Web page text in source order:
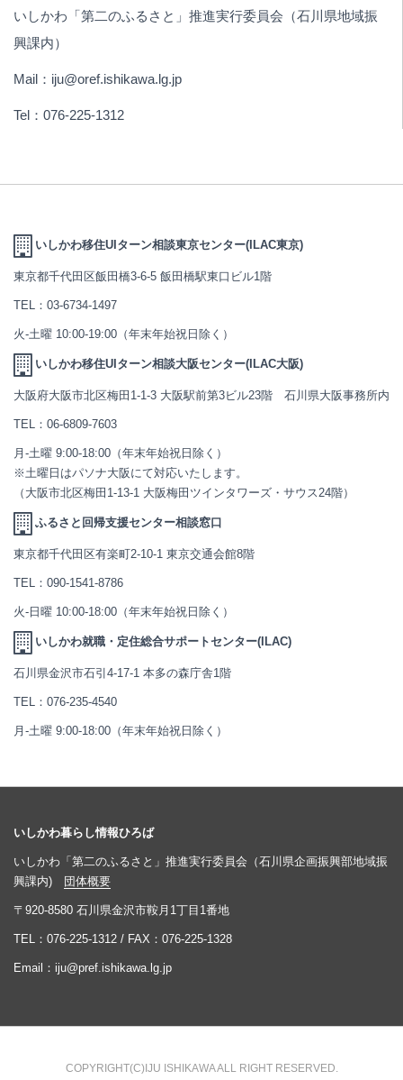
いしかわ「第二のふるさと」推進実行委員会（石川県地域振
興課内）
Mail：iju@oref.ishikawa.lg.jp
Tel：076-225-1312
いしかわ移住UIターン相談東京センター(ILAC東京)
東京都千代田区飯田橋3-6-5 飯田橋駅東口ビル1階
TEL： 03-6734-1497
火-土曜 10:00-19:00（年末年始祝日除く）
いしかわ移住UIターン相談大阪センター(ILAC大阪)
大阪府大阪市北区梅田1-1-3 大阪駅前第3ビル23階 石川県大阪事務所内
TEL： 06-6809-7603
月-土曜 9:00-18:00（年末年始祝日除く）
※土曜日はパソナ大阪にて対応いたします。
（大阪市北区梅田1-13-1 大阪梅田ツインタワーズ・サウス24階）
ふるさと回帰支援センター相談窓口
東京都千代田区有楽町2-10-1 東京交通会館8階
TEL： 090-1541-8786
火-日曜 10:00-18:00（年末年始祝日除く）
いしかわ就職・定住総合サポートセンター(ILAC)
石川県金沢市石引4-17-1 本多の森庁舎1階
TEL： 076-235-4540
月-土曜 9:00-18:00（年末年始祝日除く）
いしかわ暮らし情報ひろば
いしかわ「第二のふるさと」推進実行委員会（石川県企画振興部地域振
興課内)
団体概要
〒920-8580 石川県金沢市鞍月1丁目1番地
TEL： 076-225-1312 / FAX：076-225-1328
Email： iju@pref.ishikawa.lg.jp
COPYRIGHT(C)IJU ISHIKAWA ALL RIGHT RESERVED.